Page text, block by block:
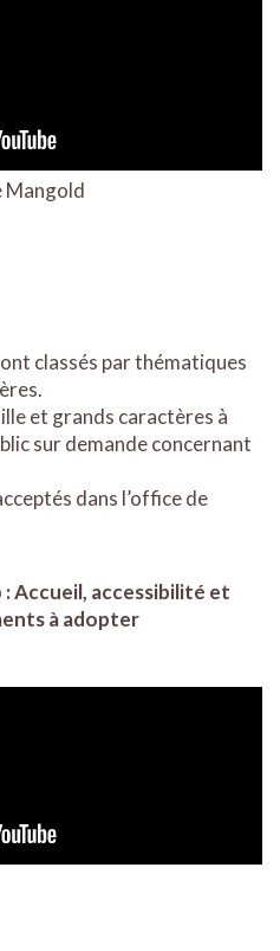
Mangold
classés par thématiques
et grands caractères à
sur demande concernant
dans l’office de
Accueil, accessibilité et
à adopter